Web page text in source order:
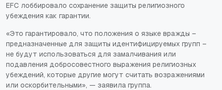
EFC лоббировало сохранение защиты религиозного
убеждения как гарантии.
«Это гарантировало, что положения о языке вражды –
предназначенные для защиты идентифицируемых групп –
не будут использоваться для замалчивания или
подавления добросовестного выражения религиозных
убеждений, которые другие могут считать возражениями
или оскорбительными», — заявила группа.